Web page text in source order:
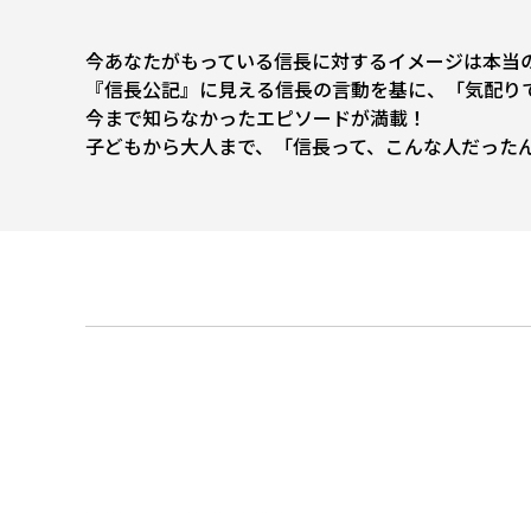
今あなたがもっている信長に対するイメージは本当
『信長公記』に見える信長の言動を基に、「気配
今まで知らなかったエピソードが満載！
子どもから大人まで、「信長って、こんな人だっ